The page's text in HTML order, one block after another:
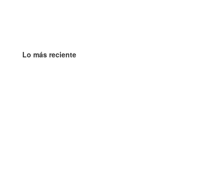
Lo más reciente